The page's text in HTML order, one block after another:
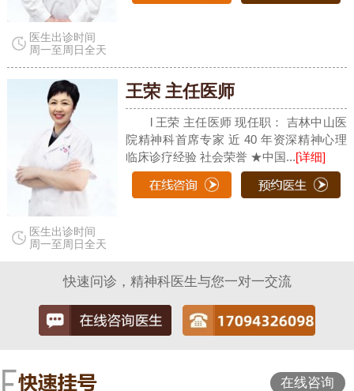
医生出诊时间
周一至周日全天
医生出诊时间
周一至周日全天
王荣 主任医师
l 王荣 主任医师 现任职： 吉林中山医
院精神科首席专家 近 40 年资深精神心理
临床诊疗经验 社会荣誉 ★中国...[详细]
快速问诊，精神科医生与您一对一交流
在线咨询